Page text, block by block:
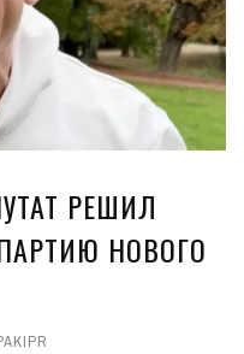
РЕШИЛ
НОВОГО